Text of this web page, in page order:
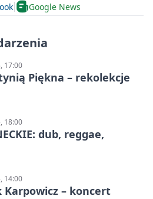
Google News
17:00
Piękna – rekolekcje
18:00
dub, reggae,
14:00
Karpowicz – koncert